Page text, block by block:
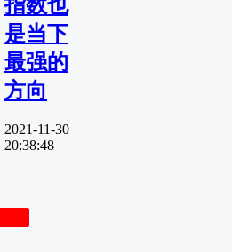
指数也
是当下
最强的
方向
2021-11-30
20:38:48